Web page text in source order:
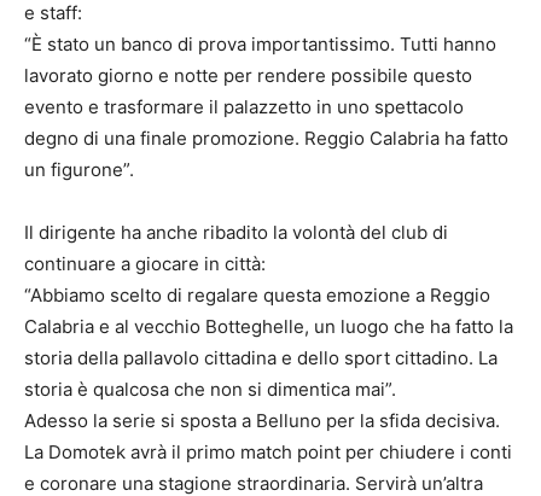
e staff:
“È stato un banco di prova importantissimo. Tutti hanno
lavorato giorno e notte per rendere possibile questo
evento e trasformare il palazzetto in uno spettacolo
degno di una finale promozione. Reggio Calabria ha fatto
un figurone”.
Il dirigente ha anche ribadito la volontà del club di
continuare a giocare in città:
“Abbiamo scelto di regalare questa emozione a Reggio
Calabria e al vecchio Botteghelle, un luogo che ha fatto la
storia della pallavolo cittadina e dello sport cittadino. La
storia è qualcosa che non si dimentica mai”.
Adesso la serie si sposta a Belluno per la sfida decisiva.
La Domotek avrà il primo match point per chiudere i conti
e coronare una stagione straordinaria. Servirà un’altra